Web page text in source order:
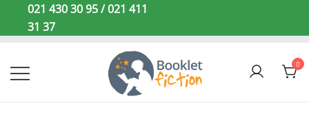
021 430 30 95 / 021 411
31 37
0